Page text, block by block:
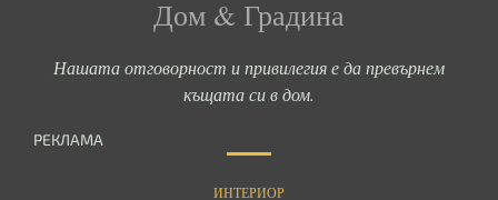
Дом & Градина
Нашата отговорност и привилегия е да превърнем
къщата си в дом.
РЕКЛАМА
ИНТЕРИОР